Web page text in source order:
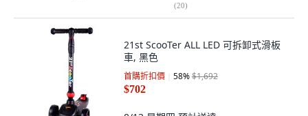
(20)
21st ScooTer ALL LED 可拆卸式滑板
車, 黑色
首購折扣價 58%$1,692
$702